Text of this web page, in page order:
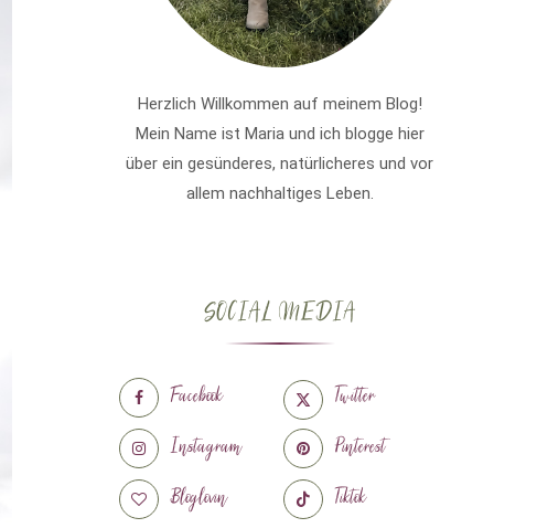
Herzlich Willkommen auf meinem Blog!
Mein Name ist Maria und ich blogge hier
über ein gesünderes, natürlicheres und vor
allem nachhaltiges Leben.
SOCIAL MEDIA
Facebook
Twitter
Instagram
Pinterest
Bloglovin
Tiktok